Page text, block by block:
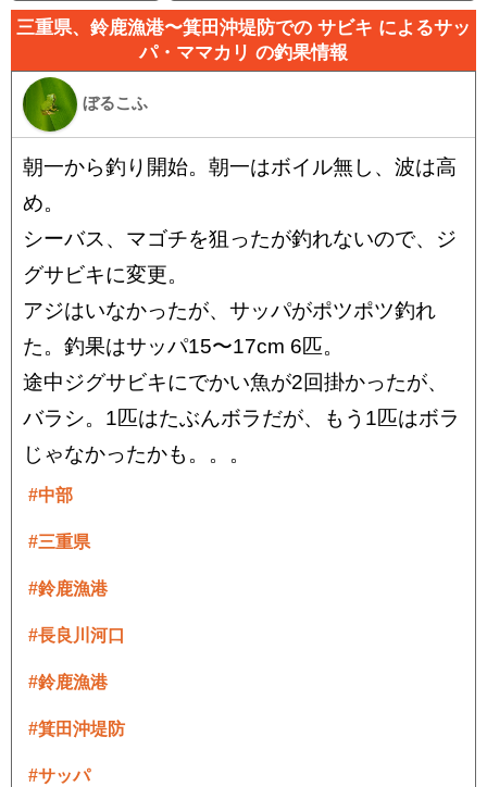
三重県、鈴鹿漁港〜箕田沖堤防での サビキ によるサッ
パ・ママカリ の釣果情報
ぼるこふ
朝一から釣り開始。朝一はボイル無し、波は高
め。
シーバス、マゴチを狙ったが釣れないので、ジ
グサビキに変更。
アジはいなかったが、サッパがポツポツ釣れ
た。釣果はサッパ15〜17cm 6匹。
途中ジグサビキにでかい魚が2回掛かったが、
バラシ。1匹はたぶんボラだが、もう1匹はボラ
じゃなかったかも。。。
#中部
#三重県
#鈴鹿漁港
#長良川河口
#鈴鹿漁港
#箕田沖堤防
#サッパ